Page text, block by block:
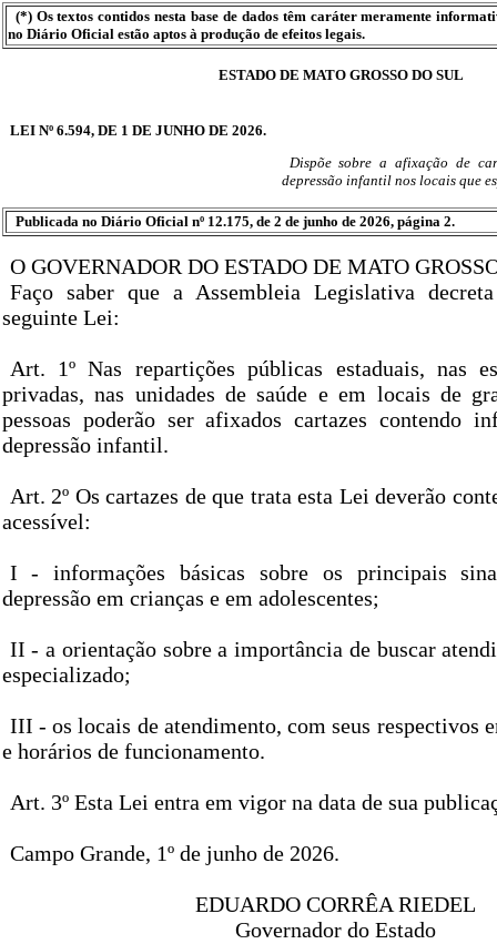
(*) Os textos contidos nesta base de dados têm caráter meramente
no Diário Oficial estão aptos à produção de efeitos legais.
ESTADO DE MATO GROSSO DO SUL
LEI Nº 6.594, DE 1 DE JUNHO DE 2026.
Dispõe sobre a afixação de
depressão infantil nos locais que
Publicada no Diário Oficial nº 12.175, de 2 de junho de 2026, página 2.
O GOVERNADOR DO ESTADO DE MATO
Faço saber que a Assembleia Legislativa
seguinte Lei:
Art. 1º Nas repartições públicas estaduais, nas
privadas, nas unidades de saúde e em locais de
pessoas poderão ser afixados cartazes contendo
depressão infantil.
Art. 2º Os cartazes de que trata esta Lei deverão
acessível:
I - informações básicas sobre os principais
depressão em crianças e em adolescentes;
II - a orientação sobre a importância de buscar
especializado;
III - os locais de atendimento, com seus respectivos
e horários de funcionamento.
Art. 3º Esta Lei entra em vigor na data de sua
Campo Grande, 1º de junho de 2026.
EDUARDO CORRÊA RIEDEL
Governador do Estado